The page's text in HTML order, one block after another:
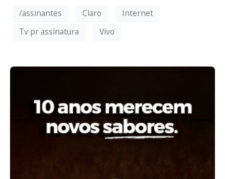
/assinantes Claro
Internet
Tv pr assinatura
Vivo